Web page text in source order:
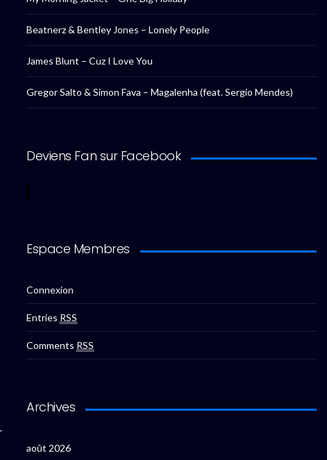
Beatnerz & Bentley Jones – Lonely People
James Blunt – Cuz I Love You
Gregor Salto & Simon Fava – Magalenha (feat. Sergio Mendes)
Deviens Fan sur Facebook
Espace Membres
Connexion
Entries RSS
Comments RSS
Archives
août 2026